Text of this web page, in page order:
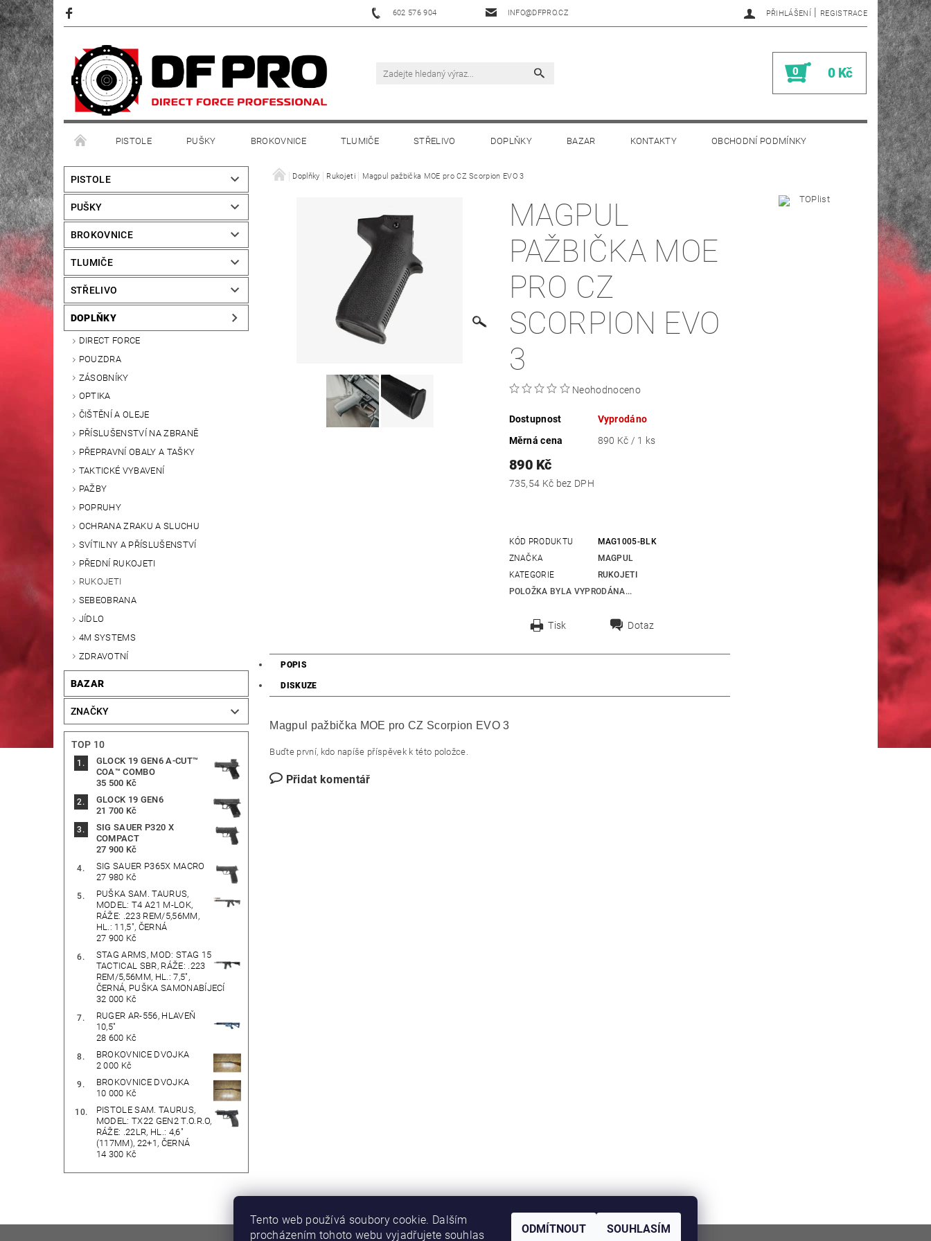
602 576 904 INFO@DFPRO.CZ PŘIHLÁŠENÍ | REGISTRACE
0 0 Kč
PISTOLE PUŠKY BROKOVNICE TLUMIČE STŘELIVO DOPLŇKY BAZAR KONTAKTY OBCHODNÍ PODMÍNKY
PISTOLE
PUŠKY
BROKOVNICE
TLUMIČE
STŘELIVO
DOPLŇKY
DIRECT FORCE
POUZDRA
ZÁSOBNÍKY
OPTIKA
ČIŠTĚNÍ A OLEJE
PŘÍSLUŠENSTVÍ NA ZBRANĚ
PŘEPRAVNÍ OBALY A TAŠKY
TAKTICKÉ VYBAVENÍ
PAŽBY
POPRUHY
OCHRANA ZRAKU A SLUCHU
SVÍTILNY A PŘÍSLUŠENSTVÍ
PŘEDNÍ RUKOJETI
RUKOJETI
SEBEOBRANA
JÍDLO
4M SYSTEMS
ZDRAVOTNÍ
BAZAR
ZNAČKY
TOP 10
GLOCK 19 GEN6 A-CUT™
COA™ COMBO
35 500 Kč
GLOCK 19 GEN6
21 700 Kč
SIG SAUER P320 X
COMPACT
27 900 Kč
SIG SAUER P365X MACRO
27 980 Kč
PUŠKA SAM. TAURUS,
MODEL: T4 A21 M-LOK,
RÁŽE: .223 REM/5,56MM,
HL.: 11,5", ČERNÁ
27 900 Kč
STAG ARMS, MOD: STAG 15
TACTICAL SBR, RÁŽE: .223
REM/5,56MM, HL.: 7,5",
ČERNÁ, PUŠKA SAMONABÍJECÍ
32 000 Kč
RUGER AR-556, HLAVEŇ
10,5"
28 600 Kč
BROKOVNICE DVOJKA
2 000 Kč
BROKOVNICE DVOJKA
10 000 Kč
PISTOLE SAM. TAURUS,
MODEL: TX22 GEN2 T.O.R.O,
RÁŽE: .22LR, HL.: 4,6"
(117MM), 22+1, ČERNÁ
14 300 Kč
Doplňky Rukojeti Magpul pažbička MOE pro CZ Scorpion EVO 3
MAGPUL
PAŽBIČKA MOE
PRO CZ
SCORPION EVO
3
Neohodnoceno
Dostupnost
Vyprodáno
Měrná cena
890 Kč / 1 ks
890 Kč
735,54 Kč bez DPH
KÓD PRODUKTU
MAG1005-BLK
ZNAČKA
MAGPUL
KATEGORIE
RUKOJETI
POLOŽKA BYLA VYPRODÁNA...
Tisk Dotaz
POPIS
DISKUZE
Magpul pažbička MOE pro CZ Scorpion EVO 3
Buďte první, kdo napíše příspěvek k této položce.
Přidat komentář
Tento web používá soubory cookie. Dalším
procházením tohoto webu vyjadřujete souhlas
ODMÍTNOUT SOUHLASÍM